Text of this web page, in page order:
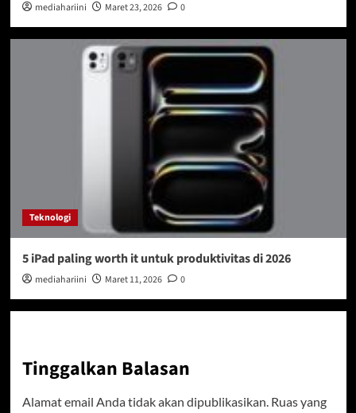
mediahariini Maret 23, 2026 0
Teknologi
5 iPad paling worth it untuk produktivitas di 2026
mediahariini Maret 11, 2026 0
Tinggalkan Balasan
Alamat email Anda tidak akan dipublikasikan. Ruas yang